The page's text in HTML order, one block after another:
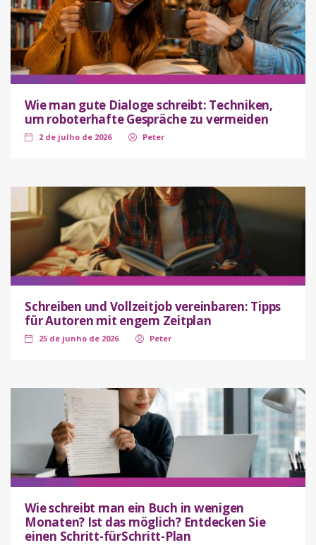
Wie man gute Dialoge schreibt: Techniken,
um roboterhafte Gespräche zu vermeiden
2 de julho de 2026 Peter
Schreiben und Vollzeitjob vereinbaren: Tipps
für Autoren mit engem Zeitplan
25 de junho de 2026 Peter
Wie schreibt man ein Buch in wenigen
Monaten? Ist das möglich? Entdecken Sie
einen Schritt-fürSchritt-Plan